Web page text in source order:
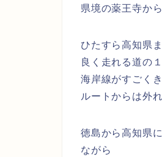
県境の薬王寺か
ひたすら高知県
良く走れる道の
海岸線がすごく
ルートからは外れ
徳島から高知県
ながら